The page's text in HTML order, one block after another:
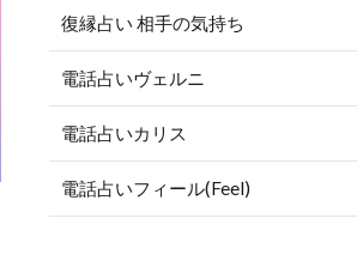
復縁占い 相手の気持ち
電話占いヴェルニ
電話占いカリス
電話占いフィール(Feel)